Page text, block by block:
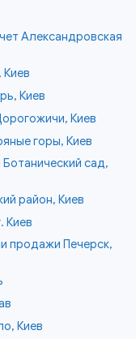
Александровская
Киев
Киев
Киев
горы, Киев
сад,
район, Киев
Киев
продажи Печерск,
Киев